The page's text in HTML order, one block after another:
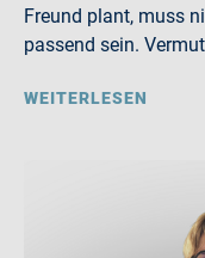
Freund plant, muss
passend sein.
WEITERLESEN